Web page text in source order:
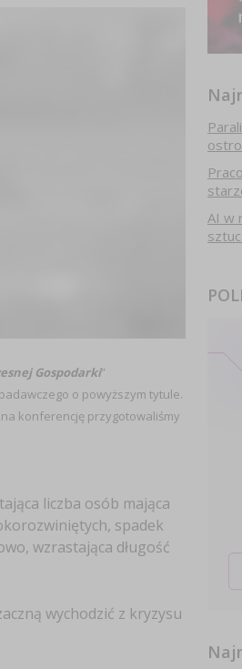
Gospodarki”
o powyższym tytule.
konferencję przygotowaliśmy
liczba osób mająca
spadek
wzrastająca długość
wychodzić z kryzysu
AI w